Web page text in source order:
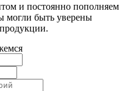
и постоянно пополняем
могли быть уверены